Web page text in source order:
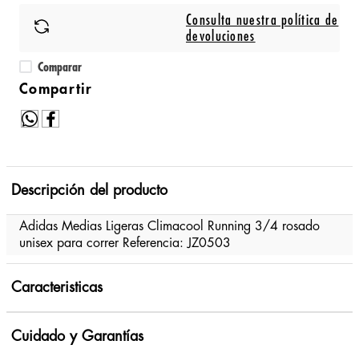
Consulta nuestra política de
devoluciones
Comparar
Descripción del producto
Adidas Medias Ligeras Climacool Running 3/4 rosado
unisex para correr Referencia: JZ0503
Caracteristicas
Cuidado y Garantías